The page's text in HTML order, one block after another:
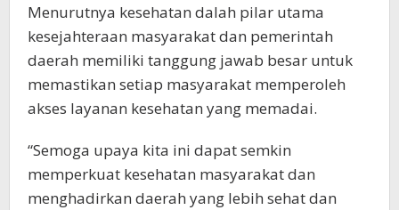
Menurutnya kesehatan dalah pilar utama
kesejahteraan masyarakat dan pemerintah
daerah memiliki tanggung jawab besar untuk
memastikan setiap masyarakat memperoleh
akses layanan kesehatan yang memadai.
“Semoga upaya kita ini dapat semkin
memperkuat kesehatan masyarakat dan
menghadirkan daerah yang lebih sehat dan